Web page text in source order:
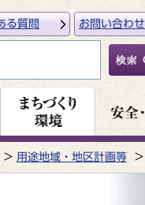
る質問 お問い合わせ
用途地域・地区計画等